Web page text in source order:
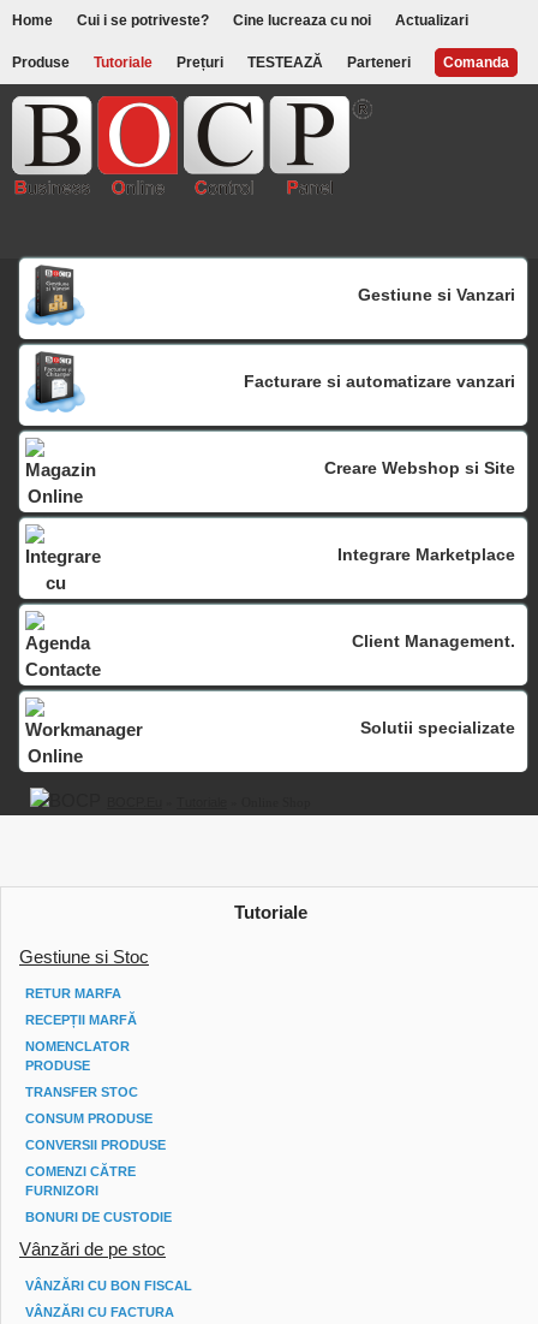
Home Cui i se potriveste? Cine lucreaza cu noi Actualizari
Produse Tutoriale Prețuri TESTEAZĂ Parteneri Comanda
Gestiune si Vanzari
Facturare si automatizare vanzari
Creare Webshop si Site
Integrare Marketplace
Client Management.
Solutii specializate
Tutoriale
Gestiune si Stoc
RETUR MARFA
RECEPȚII MARFĂ
NOMENCLATOR
PRODUSE
TRANSFER STOC
CONSUM PRODUSE
CONVERSII PRODUSE
COMENZI CĂTRE
FURNIZORI
BONURI DE CUSTODIE
Vânzări de pe stoc
VÂNZĂRI CU BON FISCAL
VÂNZĂRI CU FACTURA